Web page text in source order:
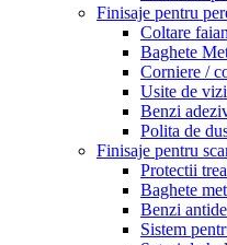
Finisaje pentru
Coltare
Baghete
Corniere /
Usite de
Benzi
Polita de
Finisaje pentru
Protectii
Baghete
Benzi
Sistem